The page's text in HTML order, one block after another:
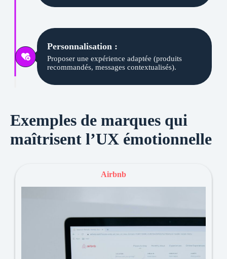
Personnalisation :
Proposer une expérience adaptée (produits
recommandés, messages contextualisés).
Exemples de marques qui
maîtrisent l’UX émotionnelle
Airbnb